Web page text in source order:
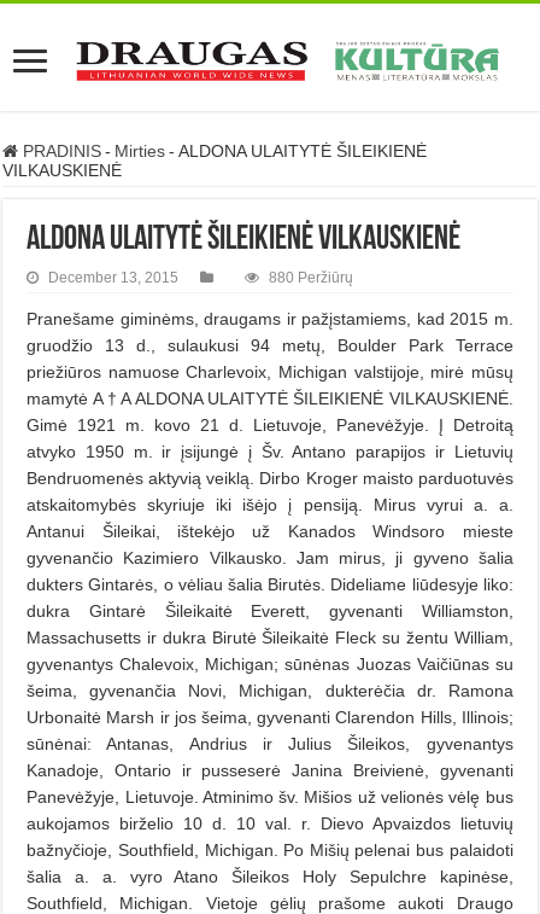
PRADINIS - Mirties - ALDONA ULAITYTĖ ŠILEIKIENĖ
VILKAUSKIENĖ
ALDONA ULAITYTĖ ŠILEIKIENĖ VILKAUSKIENĖ
December 13, 2015 880 Peržiūrų
Pranešame giminėms, draugams ir pažįstamiems, kad 2015 m.
gruodžio 13 d., sulaukusi 94 metų, Boulder Park Terrace
priežiūros namuose Charlevoix, Michigan valstijoje, mirė mūsų
mamytė A † A ALDONA ULAITYTĖ ŠILEIKIENĖ VILKAUSKIENĖ.
Gimė 1921 m. kovo 21 d. Lietuvoje, Panevėžyje. Į Detroitą
atvyko 1950 m. ir įsijungė į Šv. Antano parapijos ir Lietuvių
Bendruomenės aktyvią veiklą. Dirbo Kroger maisto parduotuvės
atskaitomybės skyriuje iki išėjo į pensiją. Mirus vyrui a. a.
Antanui Šileikai, ištekėjo už Kanados Windsoro mieste
gyvenančio Kazimiero Vilkausko. Jam mirus, ji gyveno šalia
dukters Gintarės, o vėliau šalia Birutės. Dideliame liūdesyje liko:
dukra Gintarė Šileikaitė Everett, gyvenanti Williamston,
Massachusetts ir dukra Birutė Šileikaitė Fleck su žentu William,
gyvenantys Chalevoix, Michigan; sūnėnas Juozas Vaičiūnas su
šeima, gyvenančia Novi, Michigan, dukterėčia dr. Ramona
Urbonaitė Marsh ir jos šeima, gyvenanti Clarendon Hills, Illinois;
sūnėnai: Antanas, Andrius ir Julius Šileikos, gyvenantys
Kanadoje, Ontario ir pusseserė Janina Breivienė, gyvenanti
Panevėžyje, Lietuvoje. Atminimo šv. Mišios už velionės vėlę bus
aukojamos birželio 10 d. 10 val. r. Dievo Apvaizdos lietuvių
bažnyčioje, Southfield, Michigan. Po Mišių pelenai bus palaidoti
šalia a. a. vyro Atano Šileikos Holy Sepulchre kapinėse,
Southfield, Michigan. Vietoje gėlių prašome aukoti Draugo